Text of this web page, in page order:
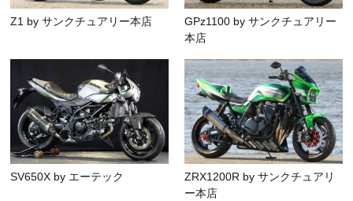
Z1 by サンクチュアリー本店
GPz1100 by サンクチュアリー
本店
SV650X by エーテック
ZRX1200R by サンクチュアリ
ー本店